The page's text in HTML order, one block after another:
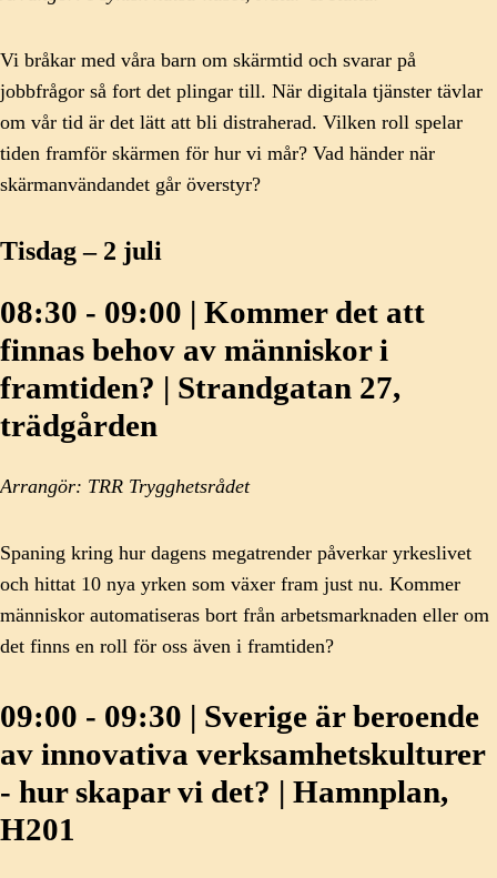
Vi bråkar med våra barn om skärmtid och svarar på
jobbfrågor så fort det plingar till. När digitala tjänster tävlar
om vår tid är det lätt att bli distraherad. Vilken roll spelar
tiden framför skärmen för hur vi mår? Vad händer när
skärmanvändandet går överstyr?
Tisdag – 2 juli
08:30 - 09:00 | Kommer det att
finnas behov av människor i
framtiden? | Strandgatan 27,
trädgården
Arrangör: TRR Trygghetsrådet
Spaning kring hur dagens megatrender påverkar yrkeslivet
och hittat 10 nya yrken som växer fram just nu. Kommer
människor automatiseras bort från arbetsmarknaden eller om
det finns en roll för oss även i framtiden?
09:00 - 09:30 | Sverige är beroende
av innovativa verksamhetskulturer
- hur skapar vi det? | Hamnplan,
H201